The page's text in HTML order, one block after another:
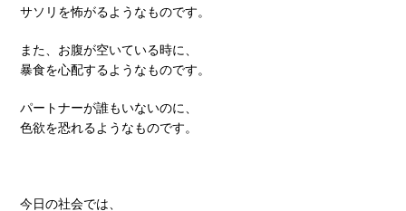
サソリを怖がるようなものです。
また、お腹が空いている時に、
暴食を心配するようなものです。
パートナーが誰もいないのに、
色欲を恐れるようなものです。
今日の社会では、